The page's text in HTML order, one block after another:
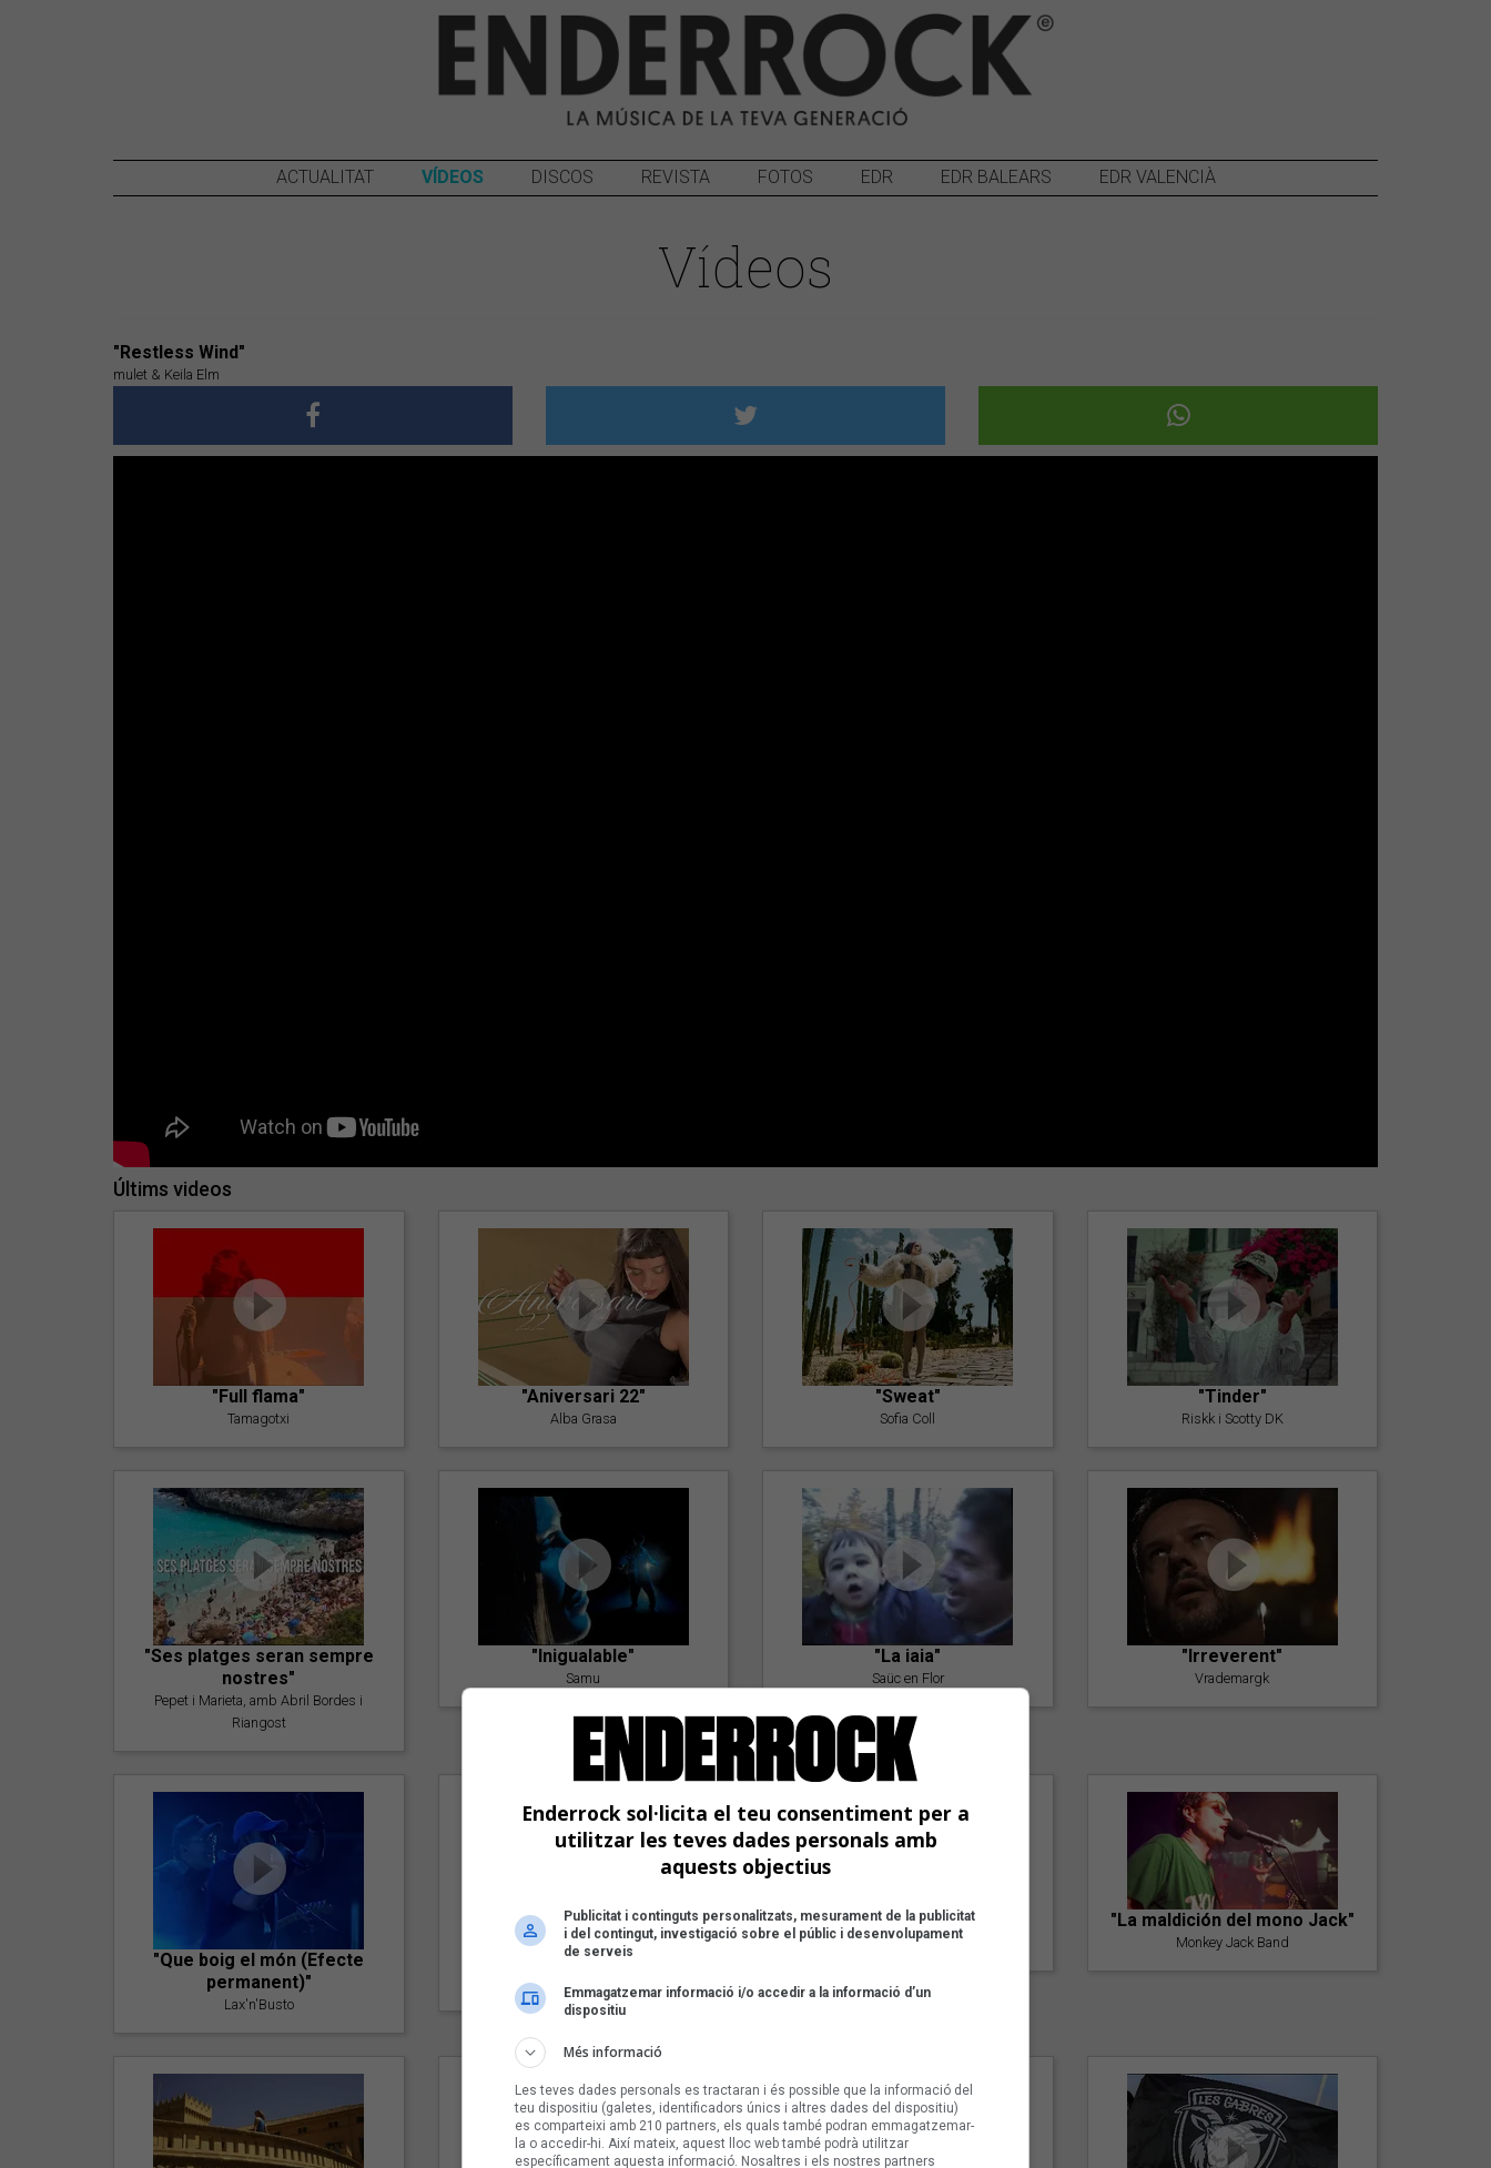
ACTUALITAT VÍDEOS DISCOS REVISTA FOTOS EDR EDR BALEARS EDR VALENCIÀ
Vídeos
"Restless Wind"
mulet & Keila Elm
Últims videos
"Full flama"
Tamagotxi
"Aniversari 22"
Alba Grasa
"Sweat"
Sofia Coll
"Tinder"
Riskk i Scotty DK
"Ses platges seran sempre
nostres"
Pepet i Marieta, amb Abril Bordes i
Riangost
"Inigualable"
Samu
"La iaia"
Saüc en Flor
"Irreverent"
Vrademargk
"Que boig el món (Efecte
permanent)"
Lax'n'Busto
"Amb tu"
"Postlude To A Kiss"
Goran Levi
"La maldición del mono Jack"
Monkey Jack Band
Enderrock sol·licita el teu consentiment per a
utilitzar les teves dades personals amb
aquests objectius
Publicitat i continguts personalitzats, mesurament de la publicitat
i del contingut, investigació sobre el públic i desenvolupament
de serveis
Emmagatzemar informació i/o accedir a la informació d’un
dispositiu
Més informació
Les teves dades personals es tractaran i és possible que la informació del
teu dispositiu (galetes, identificadors únics i altres dades del dispositiu)
es comparteixi amb 210 partners, els quals també podran emmagatzemar-
la o accedir-hi. Així mateix, aquest lloc web també podrà utilitzar
específicament aquesta informació. Nosaltres i els nostres partners